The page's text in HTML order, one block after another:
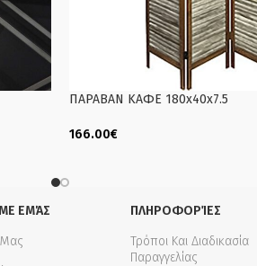
ΠΑΡΑΒΑΝ ΚΑΦΕ 180x40x7.5
166.00€
ΕΜΆΣ
Μας
ΠΛΗΡΟΦΟΡΊΕΣ
Τρόποι Και Διαδικασία
Παραγγελίας